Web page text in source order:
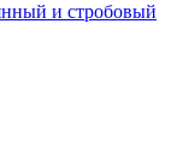
и стробовый